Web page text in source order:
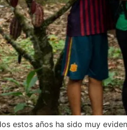
estos años ha sido muy